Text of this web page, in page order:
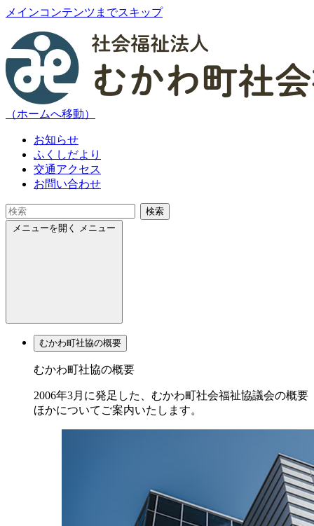
メインコンテンツまでスキップ
（ホームへ移動）
お知らせ
ふくしだより
交通アクセス
お問い合わせ
検索
メニューを開く
メニュー
むかわ町社協の概要
むかわ町社協の概要
2006年3月に発足した、むかわ町社会福祉協議会の概要
ほかについてご案内いたします。